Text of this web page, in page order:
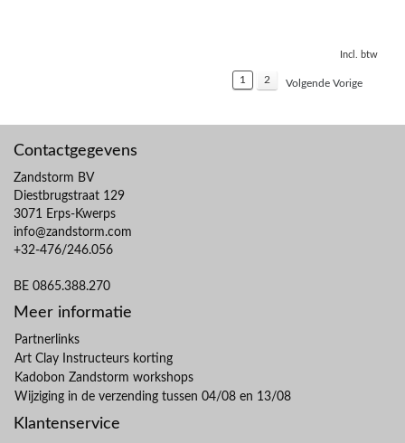
Incl. btw
1 2 Volgende Vorige
Contactgegevens
Zandstorm BV
Diestbrugstraat 129
3071 Erps-Kwerps
info@zandstorm.com
+32-476/246.056
BE 0865.388.270
Meer informatie
Partnerlinks
Art Clay Instructeurs korting
Kadobon Zandstorm workshops
Wijziging in de verzending tussen 04/08 en 13/08
Klantenservice